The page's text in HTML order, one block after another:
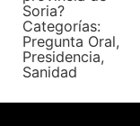
Soria?
Categorías:
Pregunta Oral,
Presidencia,
Sanidad